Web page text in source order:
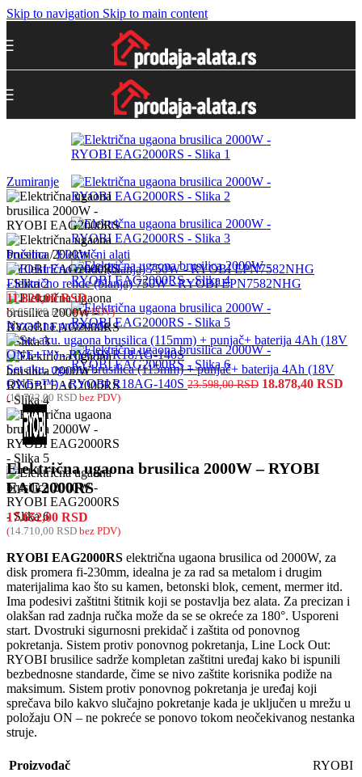
Skip to navigation Skip to main content
Zumiranje
Početna/ Električni alati
Električno rende (blanja) 750W - RYOBI EPN7582NHG
11.820,00RSD
(9.850,00 RSDbez PDV)
Nazad na proizvode
Set aku. ugaona brusilica (115mm) + punjač+ baterija 4Ah (18V
ONE+™) - RYOBI R18AG-140S 23.598,00RSD 18.878,40 RSD
(15.732,00 RSD bez PDV)
Električna ugaona brusilica 2000W – RYOBI
EAG2000RS
17.652,00 RSD
(14.710,00 RSD bez PDV)
RYOBI EAG2000RS električna ugaona brusilica od 2000W, za
disk promera fi-230mm, idealna je za rad sa metalom i drugim
materijalima kao što su kamen, betonski blok, cement, mermer itd.
Ima podesivi zaštitni štitnik koji se postavlja bez alata. Za precizan i
olakšan rad zadnja ručka može da se se okreće za 180°. Usporeni
start. Dvostruki sigurnosni prekidač i zaštita od ponovnog
pokretanja. Sistem protiv ponovnog pokretanja, Line Lock Out:
RYOBI brusilice sadrže kompletan zaštitni uređaj kako bi ispunili
bezbednosne standarde, čime se nivo zaštite korisnika podiže na
maksimum. Sistem protiv ponovnog pokretanja je uređaj koji
sprečava bilo kakvo slučajno pokretanje kada je uključen u mrežu u
položaju ON – ne pokreće se ponovo tokom neočekivanog nestanka
struje.
Proizvođač RYOBI